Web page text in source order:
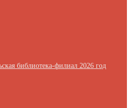
библиотека-филиал 2026 год